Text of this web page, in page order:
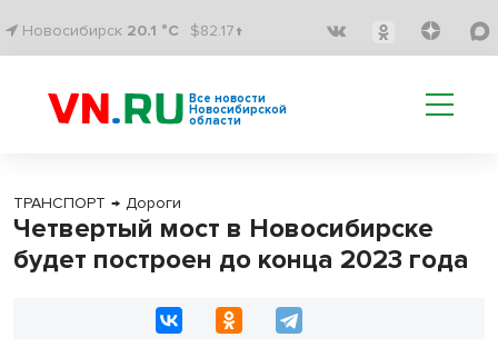
Новосибирск 20.1 °C $82.17↑
Все новости
Новосибирской
области
ТРАНСПОРТ → Дороги
Четвертый мост в Новосибирске
будет построен до конца 2023 года